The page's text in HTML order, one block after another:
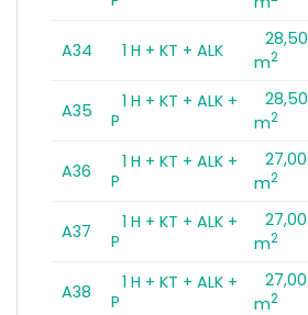
A34 1 H + KT + ALK
28,50
m2
A35
1 H + KT + ALK +
P
28,50
m2
A36
1 H + KT + ALK +
P
27,00
m2
A37
1 H + KT + ALK +
P
27,00
m2
A38
1 H + KT + ALK +
P
27,00
m2